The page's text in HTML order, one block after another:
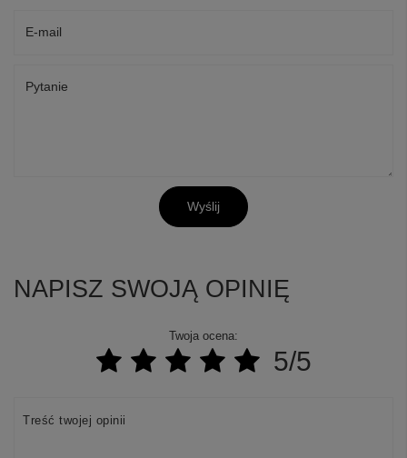
E-mail
Pytanie
Wyślij
NAPISZ SWOJĄ OPINIĘ
Twoja ocena:
5/5
Treść twojej opinii